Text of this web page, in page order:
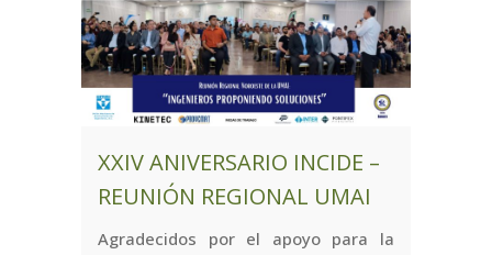
XXIV ANIVERSARIO INCIDE –
REUNIÓN REGIONAL UMAI
Agradecidos por el apoyo para la